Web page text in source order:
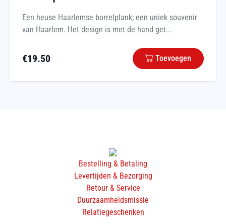
Een heuse Haarlemse borrelplank; een uniek souvenir
van Haarlem. Het design is met de hand get...
€19.50 Toevoegen
Bestelling & Betaling
Levertijden & Bezorging
Retour & Service
Duurzaamheidsmissie
Relatiegeschenken